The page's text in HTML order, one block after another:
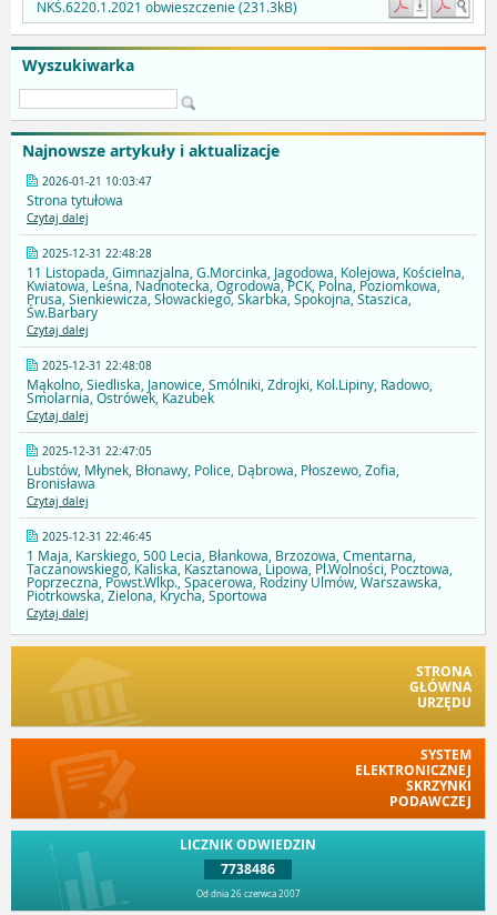
Wyszukiwarka
Najnowsze artykuły i aktualizacje
2026-01-21 10:03:47
Strona tytułowa
Czytaj dalej
2025-12-31 22:48:28
11 Listopada, Gimnazjalna, G.Morcinka, Jagodowa, Kolejowa, Kościelna,
Kwiatowa, Leśna, Nadnotecka, Ogrodowa, PCK, Polna, Poziomkowa,
Prusa, Sienkiewicza, Słowackiego, Skarbka, Spokojna, Staszica,
Św.Barbary
Czytaj dalej
2025-12-31 22:48:08
Mąkolno, Siedliska, Janowice, Smólniki, Zdrojki, Kol.Lipiny, Radowo,
Smolarnia, Ostrówek, Kazubek
Czytaj dalej
2025-12-31 22:47:05
Lubstów, Młynek, Błonawy, Police, Dąbrowa, Płoszewo, Zofia,
Bronisława
Czytaj dalej
2025-12-31 22:46:45
1 Maja, Karskiego, 500 Lecia, Błankowa, Brzozowa, Cmentarna,
Taczanowskiego, Kaliska, Kasztanowa, Lipowa, Pl.Wolności, Pocztowa,
Poprzeczna, Powst.Wlkp., Spacerowa, Rodziny Ulmów, Warszawska,
Piotrkowska, Zielona, Krycha, Sportowa
Czytaj dalej
STRONA
GŁÓWNA
URZĘDU
SYSTEM
ELEKTRONICZNEJ
SKRZYNKI
PODAWCZEJ
LICZNIK ODWIEDZIN
7738486
Od dnia 26 czerwca 2007
NKŚ.6220.1.2021 obwieszczenie (231.3kB)